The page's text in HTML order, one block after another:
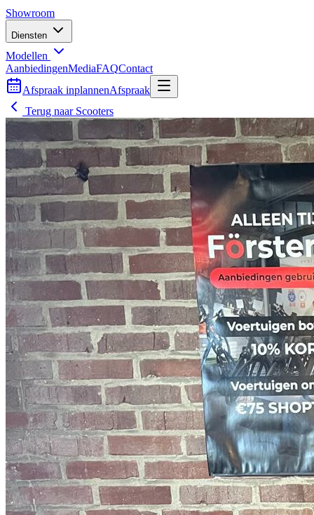
Showroom
Diensten
Modellen
AanbiedingenMediaFAQContact
Afspraak inplannenAfspraak
Terug naar Scooters